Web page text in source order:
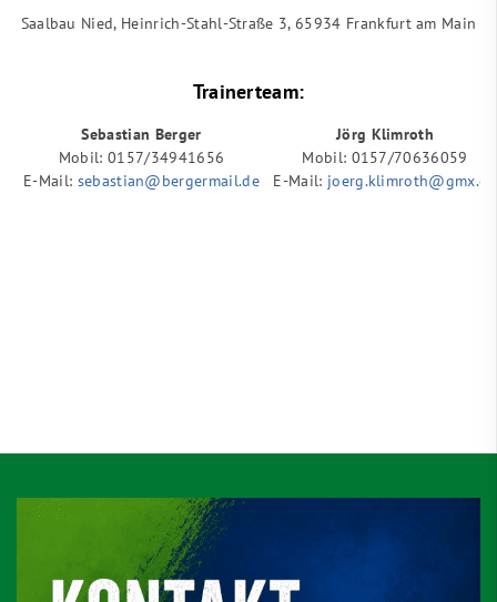
Saalbau Nied, Heinrich-Stahl-Straße 3, 65934 Frankfurt am Main
Trainerteam:
Sebastian Berger
Mobil: 0157/34941656
E-Mail: sebastian@bergermail.de
Jörg Klimroth
Mobil: 0157/70636059
E-Mail: joerg.klimroth@gmx.de